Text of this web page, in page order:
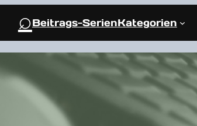
⌕Beitrags-SerienKategorien